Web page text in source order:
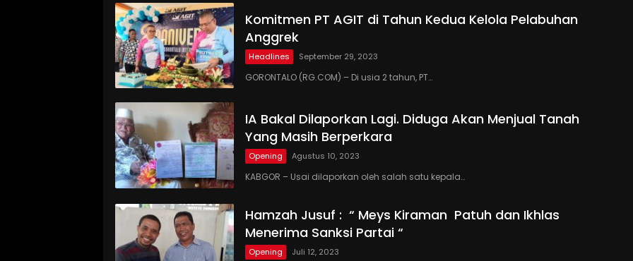
Komitmen PT AGIT di Tahun Kedua Kelola Pelabuhan
Anggrek
Headlines September 29, 2023
GORONTALO (RG.COM) – Di usia 2 tahun, PT…
IA Bakal Dilaporkan Lagi. Diduga Akan Menjual Tanah
Yang Masih Berperkara
Opening Agustus 10, 2023
KABGOR – Usai dilaporkan oleh salah satu kepala…
Hamzah Jusuf : “ Meys Kiraman Patuh dan Ikhlas
Menerima Sanksi Partai “
Opening Juli 12, 2023